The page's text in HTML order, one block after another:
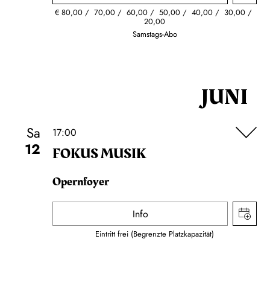
€80,00 70,00 60,00 50,00 40,00 30,00
20,00
Samstags-Abo
JUNI
Sa
12
17:00
FOKUS MUSIK
Opernfoyer
Info
Eintritt frei (Begrenzte Platzkapazität)